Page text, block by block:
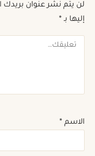
لن يتم نشر عنوان بريدك
إليها بـ*
تعليقك
الاسم*